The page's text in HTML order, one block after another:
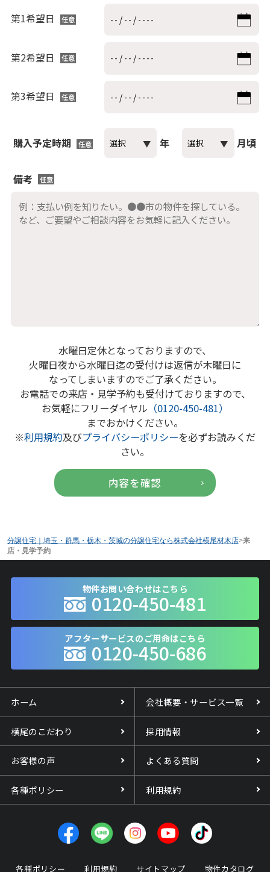
第1希望日 任意
第2希望日 任意
第3希望日 任意
購入予定時期 任意 年 月頃
備考 任意
水曜日定休となっておりますので、
火曜日夜から水曜日迄の受付けは返信が木曜日に
なってしまいますのでご了承ください。
お電話での来店・見学予約も受付けておりますので、
お気軽にフリーダイヤル （0120-450-481）
までおかけください。
※利用規約及びプライバシーポリシーを必ずお読みくだ
さい。
分譲住宅｜埼玉・群馬・栃木・茨城の分譲住宅なら株式会社横尾材木店>来
店・見学予約
物件お問い合わせはこちら
0120-450-481
アフターサービスのご用命はこちら
0120-450-686
ホーム 会社概要・サービス一覧
横尾のこだわり 採用情報
お客様の声 よくある質問
各種ポリシー 利用規約
各種ポリシー 利用規約 サイトマップ 物件カタログ